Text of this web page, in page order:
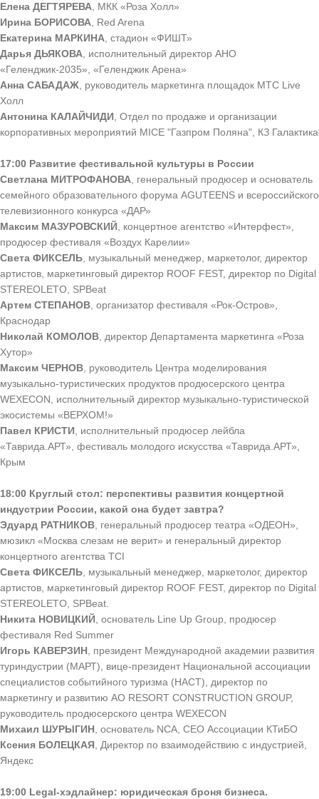
Елена ДЕГТЯРЕВА , МКК «Роза Холл»
Ирина БОРИСОВА , Red Arena
Екатерина МАРКИНА , стадион «ФИШТ»
Дарья ДЬЯКОВА , исполнительный директор АНО
«Геленджик-2035», «Геленджик Арена»
Анна САБАДАЖ , руководитель маркетинга площадок МТС Live
Холл
Антонина КАЛАЙЧИДИ , Отдел по продаже и организации
корпоративных мероприятий MICE "Газпром Поляна", КЗ Галактика
17:00 Развитие фестивальной культуры в России
Светлана МИТРОФАНОВА , генеральный продюсер и основатель
семейного образовательного форума AGUTEENS и всероссийского
телевизионного конкурса «ДАР»
Максим МАЗУРОВСКИЙ , концертное агентство «Интерфест»,
продюсер фестиваля «Воздух Карелии»
Света ФИКСЕЛЬ , музыкальный менеджер, маркетолог, директор
артистов, маркетинговый директор ROOF FEST, директор по Digital
STEREOLETO, SPBeat
Артем СТЕПАНОВ , организатор фестиваля «Рок-Остров»,
Краснодар
Николай КОМОЛОВ , директор Департамента маркетинга «Роза
Хутор»
Максим ЧЕРНОВ , руководитель Центра моделирования
музыкально-туристических продуктов продюсерского центра
WEXECON, исполнительный директор музыкально-туристической
экосистемы «ВЕРХОМ!»
Павел КРИСТИ , исполнительный продюсер лейбла
«Таврида.АРТ», фестиваль молодого искусства «Таврида.АРТ»,
Крым
18:00 Круглый стол: перспективы развития концертной
индустрии России, какой она будет завтра?
Эдуард РАТНИКОВ , генеральный продюсер театра «ОДЕОН»,
мюзикл «Москва слезам не верит» и генеральный директор
концертного агентства TCI
Света ФИКСЕЛЬ , музыкальный менеджер, маркетолог, директор
артистов, маркетинговый директор ROOF FEST, директор по Digital
STEREOLETO, SPBeat.
Никита НОВИЦКИЙ , основатель Line Up Group, продюсер
фестиваля Red Summer
Игорь КАВЕРЗИН , президент Международной академии развития
туриндустрии (МАРТ), вице-президент Национальной ассоциации
специалистов событийного туризма (НАСТ), директор по
маркетингу и развитию АО RESORT CONSTRUCTION GROUP,
руководитель продюсерского центра WEXECON
Михаил ШУРЫГИН , основатель NCA, CEO Ассоциации КТиБО
Ксения БОЛЕЦКАЯ , Директор по взаимодействию с индустрией,
Яндекс
19:00 Legal-хэдлайнер: юридическая броня бизнеса.